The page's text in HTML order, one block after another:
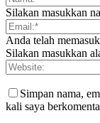
Silakan masukkan
Anda telah
Silakan masukkan
Simpan nama,
kali saya